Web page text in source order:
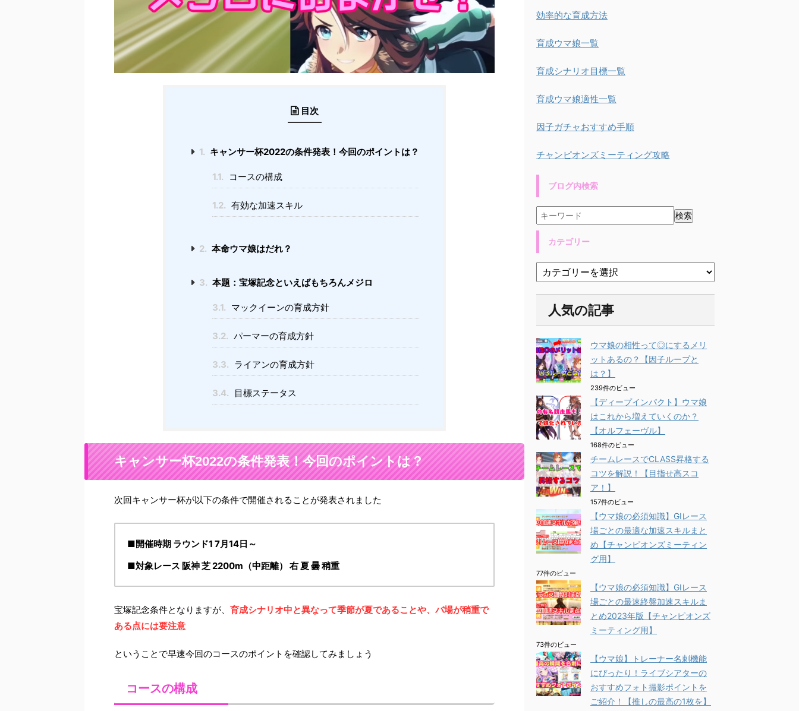
目次
1. キャンサー杯2022の条件発表！今回のポイントは？
1.1. コースの構成
1.2. 有効な加速スキル
2. 本命ウマ娘はだれ？
3. 本題：宝塚記念といえばもちろんメジロ
3.1. マックイーンの育成方針
3.2. パーマーの育成方針
3.3. ライアンの育成方針
3.4. 目標ステータス
キャンサー杯2022の条件発表！今回のポイントは？
次回キャンサー杯が以下の条件で開催されることが発表されました
■開催時期 ラウンド1 7月14日～
■対象レース 阪神 芝 2200m（中距離） 右 夏 曇 稍重
宝塚記念条件となりますが、 育成シナリオ中と異なって季節が夏であることや、バ場が稍重で
ある点には要注意
ということで早速今回のコースのポイントを確認してみましょう
コースの構成
効率的な育成方法
育成ウマ娘一覧
育成シナリオ目標一覧
育成ウマ娘適性一覧
因子ガチャおすすめ手順
チャンピオンズミーティング攻略
ブログ内検索
カテゴリー
人気の記事
ウマ娘の相性って◎にするメリ
ットあるの？【因子ループと
は？】
239件のビュー
【ディープインパクト】ウマ娘
はこれから増えていくのか？
【オルフェーヴル】
168件のビュー
チームレースでCLASS昇格する
コツを解説！【目指せ高スコ
ア！】
157件のビュー
【ウマ娘の必須知識】GⅠレース
場ごとの最適な加速スキルまと
め【チャンピオンズミーティン
グ用】
77件のビュー
【ウマ娘の必須知識】GⅠレース
場ごとの最速終盤加速スキルま
とめ2023年版【チャンピオンズ
ミーティング用】
73件のビュー
【ウマ娘】トレーナー名刺機能
にぴったり！ライブシアターの
おすすめフォト撮影ポイントを
ご紹介！【推しの最高の1枚を】